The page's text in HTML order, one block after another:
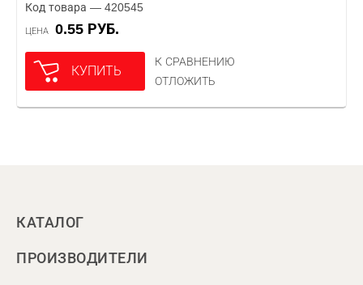
Код товара — 420545
ЦЕНА 0.55 РУБ.
КУПИТЬ
К СРАВНЕНИЮ
ОТЛОЖИТЬ
КАТАЛОГ
ПРОИЗВОДИТЕЛИ